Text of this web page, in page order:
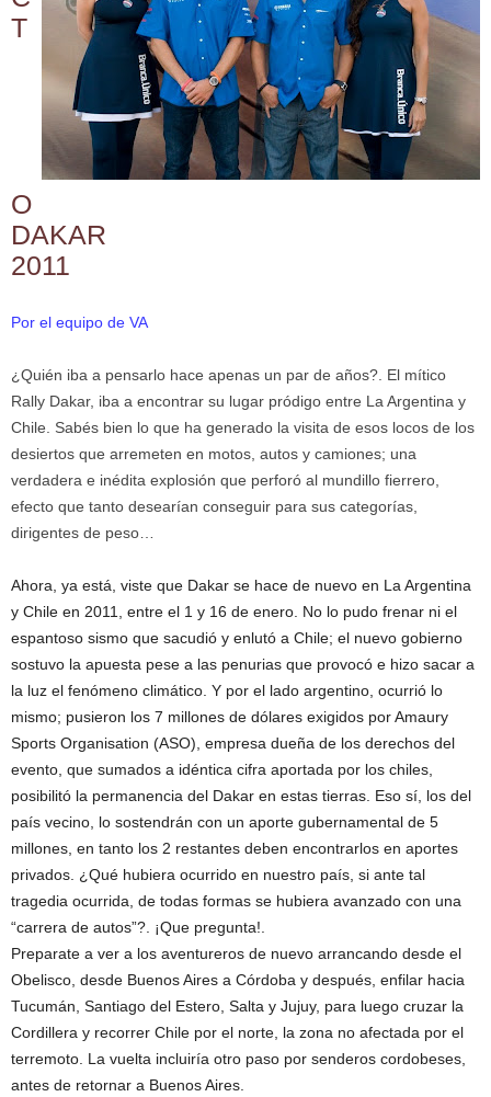
T
O
DAKAR
2011
Por el equipo de VA
¿Quién iba a pensarlo hace apenas un par de años?. El mítico
Rally Dakar, iba a encontrar su lugar pródigo entre La Argentina y
Chile. Sabés bien lo que ha generado la visita de esos locos de los
desiertos que arremeten en motos, autos y camiones; una
verdadera e inédita explosión que perforó al mundillo fierrero,
efecto que tanto desearían conseguir para sus categorías,
dirigentes de peso…
Ahora, ya está, viste que Dakar se hace de nuevo en La Argentina
y Chile en 2011, entre el 1 y 16 de enero. No lo pudo frenar ni el
espantoso sismo que sacudió y enlutó a Chile; el nuevo gobierno
sostuvo la apuesta pese a las penurias que provocó e hizo sacar a
la luz el fenómeno climático. Y por el lado argentino, ocurrió lo
mismo; pusieron los 7 millones de dólares exigidos por Amaury
Sports Organisation (ASO), empresa dueña de los derechos del
evento, que sumados a idéntica cifra aportada por los chiles,
posibilitó la permanencia del Dakar en estas tierras. Eso sí, los del
país vecino, lo sostendrán con un aporte gubernamental de 5
millones, en tanto los 2 restantes deben encontrarlos en aportes
privados. ¿Qué hubiera ocurrido en nuestro país, si ante tal
tragedia ocurrida, de todas formas se hubiera avanzado con una
“carrera de autos”?. ¡Que pregunta!.
Preparate a ver a los aventureros de nuevo arrancando desde el
Obelisco, desde Buenos Aires a Córdoba y después, enfilar hacia
Tucumán, Santiago del Estero, Salta y Jujuy, para luego cruzar la
Cordillera y recorrer Chile por el norte, la zona no afectada por el
terremoto. La vuelta incluiría otro paso por senderos cordobeses,
antes de retornar a Buenos Aires.